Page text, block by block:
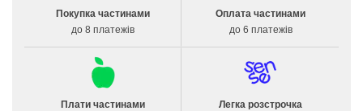
Покупка частинами
до 8 платежів
Оплата частинами
до 6 платежів
Плати частинами
Легка розстрочка